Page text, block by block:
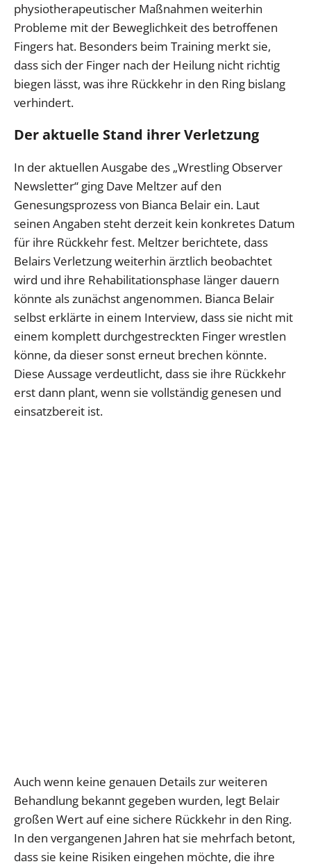
physiotherapeutischer Maßnahmen weiterhin
Probleme mit der Beweglichkeit des betroffenen
Fingers hat. Besonders beim Training merkt sie,
dass sich der Finger nach der Heilung nicht richtig
biegen lässt, was ihre Rückkehr in den Ring bislang
verhindert.
Der aktuelle Stand ihrer Verletzung
In der aktuellen Ausgabe des „Wrestling Observer
Newsletter“ ging Dave Meltzer auf den
Genesungsprozess von Bianca Belair ein. Laut
seinen Angaben steht derzeit kein konkretes Datum
für ihre Rückkehr fest. Meltzer berichtete, dass
Belairs Verletzung weiterhin ärztlich beobachtet
wird und ihre Rehabilitationsphase länger dauern
könnte als zunächst angenommen. Bianca Belair
selbst erklärte in einem Interview, dass sie nicht mit
einem komplett durchgestreckten Finger wrestlen
könne, da dieser sonst erneut brechen könnte.
Diese Aussage verdeutlicht, dass sie ihre Rückkehr
erst dann plant, wenn sie vollständig genesen und
einsatzbereit ist.
Auch wenn keine genauen Details zur weiteren
Behandlung bekannt gegeben wurden, legt Belair
großen Wert auf eine sichere Rückkehr in den Ring.
In den vergangenen Jahren hat sie mehrfach betont,
dass sie keine Risiken eingehen möchte, die ihre